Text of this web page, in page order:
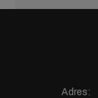
Adres: